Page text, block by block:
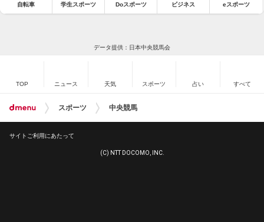
自転車 学生スポーツ Doスポーツ ビジネス eスポーツ
データ提供：日本中央競馬会
TOP ニュース 天気 スポーツ 占い すべて
スポーツ 中央競馬
サイトご利用にあたって
(C) NTT DOCOMO, INC.